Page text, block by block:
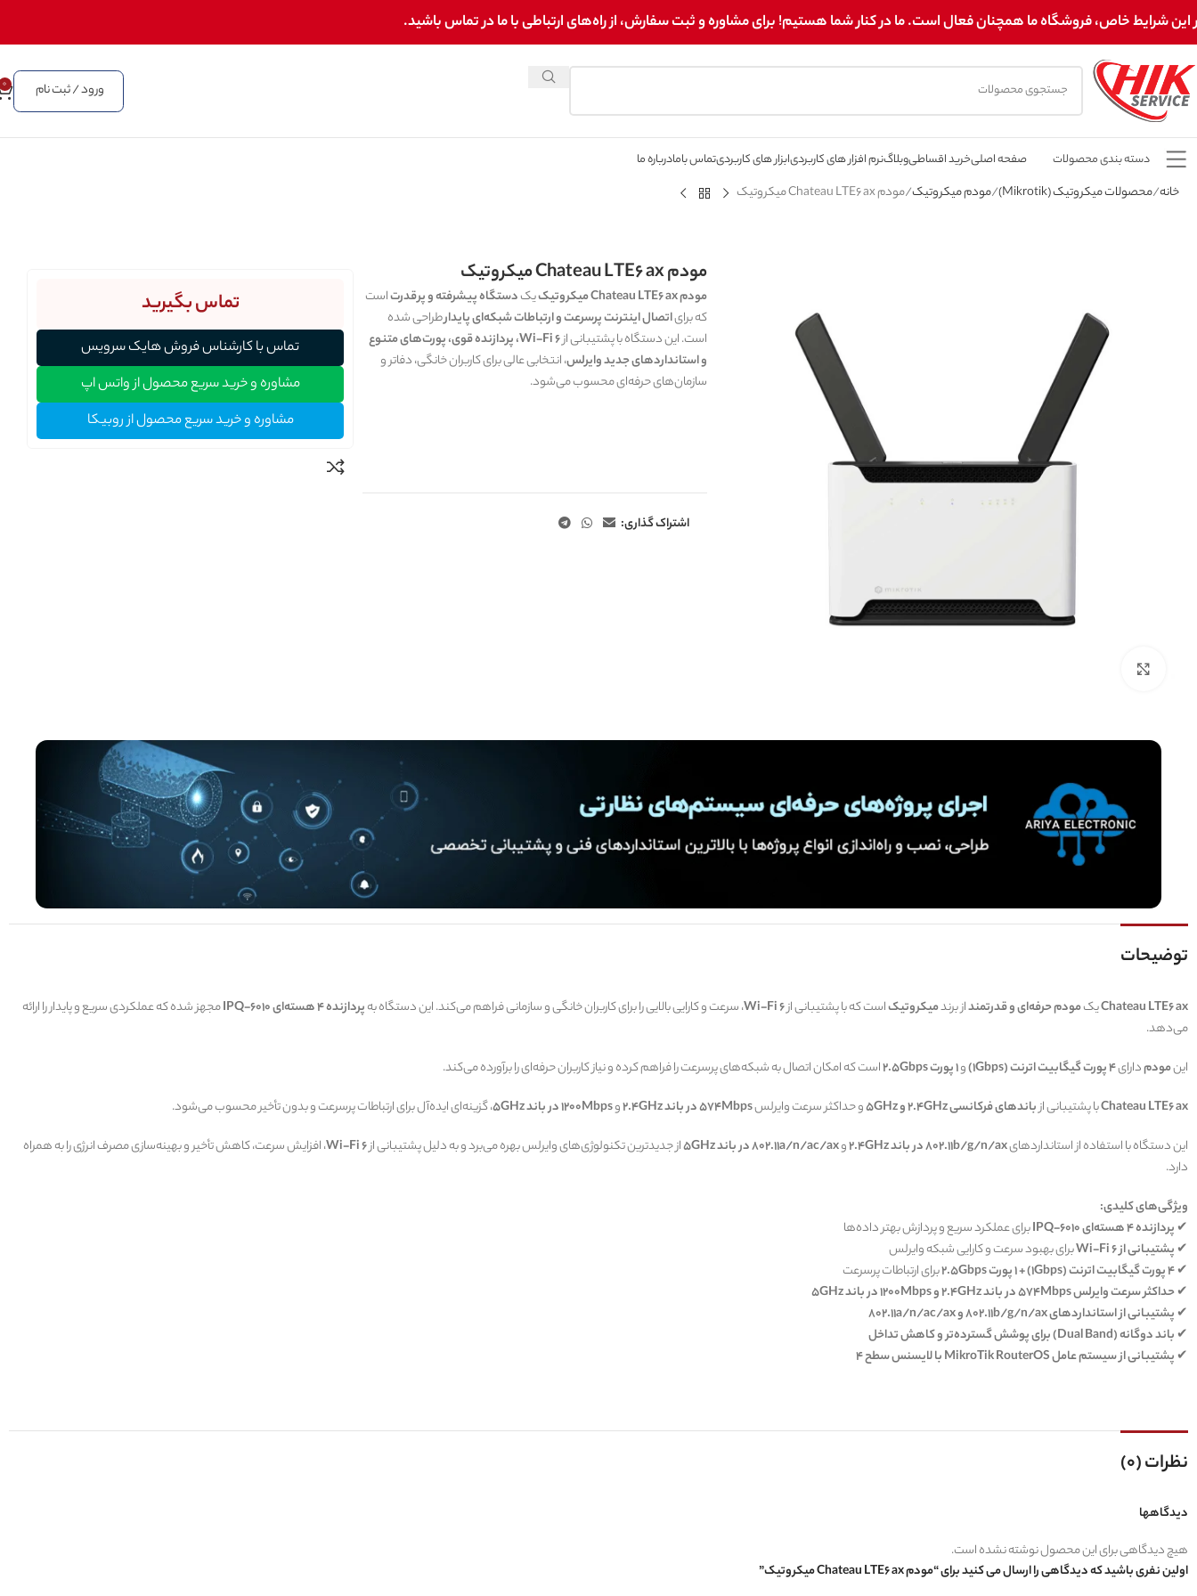
این شرایط خاص، فروشگاه ما همچنان فعال است. ما در کنار شما هستیم! برای مشاوره و ثبت سفارش، از راه‌های ارتباطی با ما در تماس باشید.
ورود / ثبت نام 0
دسته بندی محصولات صفحه اصلیخرید اقساطیوبلاگنرم افزار های کاربردیابزار های کاربردیتماس بامادرباره ما
خانه محصولات میکروتیک (Mikrotik) مودم میکروتیک مودم Chateau LTE6 ax میکروتیک
مودم Chateau LTE6 ax میکروتیک
مودم Chateau LTE6 ax میکروتیک یکدستگاه پیشرفته و پرقدرتاست
که برایاتصال اینترنت پرسرعت و ارتباطات شبکه‌ای پایدارطراحی شده
است. این دستگاه با پشتیبانی از
Wi-Fi 6، پردازنده قوی، پورت‌های متنوع
و استانداردهای جدید وایرلس، انتخابی عالی برای کاربران خانگی، دفاتر و
سازمان‌های حرفه‌ای محسوب می‌شود.
تماس بگیرید
تماس با کارشناس فروش هایک سرویس
مشاوره و خرید سریع محصول از واتس اپ
مشاوره و خرید سریع محصول از روبیکا
اشتراک گذاری:
توضیحات
Chateau LTE6 axیکمودم حرفه‌ای و قدرتمنداز برندمیکروتیکاست که با پشتیبانی ازWi-Fi 6، سرعت و کارایی بالایی را برای کاربران خانگی و سازمانی فراهم می‌کند. این دستگاه بهپردازنده 4 هسته‌ای IPQ-6010
مجهز شده که عملکردی سریع و پایدار را ارائه
می‌دهد.
اینمودمدارای4 پورت گیگابیت اترنت (1Gbps) و1 پورت 2.5Gbps
است که امکان اتصال به شبکه‌های پرسرعت را فراهم کرده و نیاز کاربران حرفه‌ای را برآورده می‌کند.
Chateau LTE6 axبا پشتیبانی ازباندهای فرکانسی 2.4GHz و 5GHz و حداکثر سرعت وایرلس574Mbps در باند 2.4GHz و1200Mbps در باند 5GHz
، گزینه‌ای ایده‌آل برای ارتباطات پرسرعت و بدون تأخیر محسوب می‌شود.
این دستگاه با استفاده از استانداردهای802.11b/g/n/ax در باند 2.4GHz و802.11a/n/ac/ax در باند 5GHz از جدیدترین تکنولوژی‌های وایرلس بهره می‌برد و به دلیل پشتیبانی ازWi-Fi 6، افزایش سرعت، کاهش تأخیر و بهینه‌سازی مصرف انرژی را به همراه
دارد.
ویژگی‌های کلیدی:
✔پردازنده 4 هسته‌ای IPQ-6010
برای عملکرد سریع و پردازش بهتر داده‌ها
✔پشتیبانی از Wi-Fi 6
برای بهبود سرعت و کارایی شبکه وایرلس
✔4 پورت گیگابیت اترنت (1Gbps) + 1 پورت 2.5Gbps
برای ارتباطات پرسرعت
✔حداکثر سرعت وایرلس 574Mbps در باند 2.4GHz و 1200Mbps در باند 5GHz
✔پشتیبانی از استانداردهای 802.11b/g/n/ax و 802.11a/n/ac/ax
✔باند دوگانه (Dual Band) برای پوشش گسترده‌تر و کاهش تداخل
✔پشتیبانی از سیستم عامل MikroTik RouterOS با لایسنس سطح 4
نظرات (0)
دیدگاهها
هیچ دیدگاهی برای این محصول نوشته نشده است.
اولین نفری باشید که دیدگاهی را ارسال می کنید برای “مودم Chateau LTE6 ax میکروتیک”